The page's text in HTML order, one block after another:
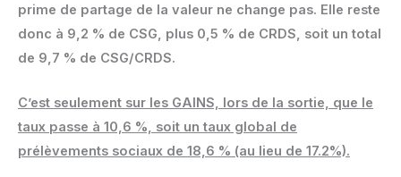
prime de partage de la valeur ne change pas. Elle reste
donc à 9,2 % de CSG, plus 0,5 % de CRDS, soit un total
de 9,7 % de CSG/CRDS.
C’est seulement sur les GAINS, lors de la sortie, que le
taux passe à 10,6 %, soit un taux global de
prélèvements sociaux de 18,6 % (au lieu de 17.2%).